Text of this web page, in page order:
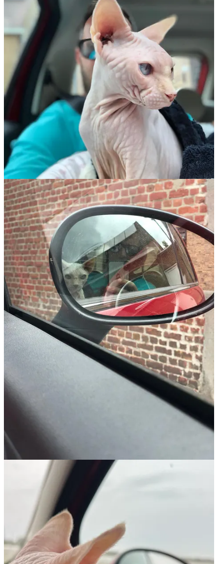
Kussen dat lieve koppie. Zeggen dat het goed is zo, meer voor
onszelf dan voor hem. Hij is op, het is zo snel gegaan. Af en toe is
hij benauwd. Hij redt het niet meer naar de wc. We huilen.
We noemden hem altijd het zorgenkindje, terwijl er nooit iets mis
was met hem. Tot hij afgelopen december een soort toeval had. Het
leek alsof hij verschrikkelijke pijnen had, slaakte een lage monotone
klaagzang uit. Hartverscheurend om te zien en te horen. Kon hij
maar zeggen wat hij voelde, wat er mis was.
De drie maanden die volgden leek het beter te gaan. Nog twee keer
had hij zo’n aanval, maar het leek steeds langer weg te blijven. De
dierenarts kon niets vinden. Ik ben eind januari naar Mallnitz
gegaan, met lood in de schoenen. Maar het ging goed, dus het kon.
Het zijn twee weken die ik nooit meer terug krijg. Twee weken
waarin ik nog van hem had kunnen genieten. Ik ben eerder
teruggekomen, want het voelde niet goed. Goddank ben ik eerder
teruggekomen.
Brammie is heel rustig. Zit naast zijn grote broer. Snuffelt wat aan
hem. Is anders altijd enorm druk en speels en voert het hoogste
woord. Hij is stil nu.
Op een zeker moment rijdt het busje van de dierenarts voorbij. Dat
was het dan. Abel ligt op mijn borst, daar lag hij altijd het liefst. Hij
kijkt me aan. Ik hou mezelf maar voor dat hij tot het laatste moment
niet wist wat er ging gebeuren.
Over het algemeen vind ik mensen de meest vervelende diersoort.
Mijn dierenvrienden geven me meer voldoening en
ongecompliceerde liefde. Ze geven me blind vertrouwen. Het zijn
vriendschappen die dieper gaan dan sommige vriendschappen met
mensen.
Zo heb ik met Brammie hele conversaties. Alsof je een Chinees en
een Nederlander tegen elkaar hoort praten. Qua taal is het totaal
verschillend, maar de communicatie is universeel. We begrijpen
elkaar, ondanks dat we elkaars woorden niet verstaan.
Er wordt aangebeld, de mooie rooie gaat open doen. Mijn laatste
seconden alleen met mijn lieve, oude man. Ik kan me niet herinneren
wat ik hem nog heb gezegd. Of ik überhaupt nog iets heb gezegd.
Misschien waren de laatste seconden samen er een paar van stilte.
Van berustende genegenheid. Een onuitgesproken afscheid.
De dierenarts komt binnen. Groet me. Stelt wat vragen en
onderzoekt Abel nog voor een laatste keer. Maar het vonnis is
definitief. Terwijl zij zich gereedmaakt, probeer ik niet hysterisch te
gaan huilen. Dat hysterische heb ik twee keer eerder gehad bij
mensen van wie ik heel veel hield stierven. Een oerverdriet, het
komt van ver, van diep, het is lelijk en het is bijna niet te houden.
Met een prik in de buik zou het gedaan moeten zijn. De mooie rooie
gaat achter me zitten, zodat ze zo dicht mogelijk bij Abeltje is. De
dierenarts voelt aan zijn buikje en zet de prik. Hij geeft geen kik,
kijkt alleen even op, kijkt een keer naar links, dan naar rechts en
gaat dan weer liggen.
Ik blijf hem aaien over zijn ruggetje, trek het dekentje nog wat
hoger. Ik wil niet dat hij het nog koud krijgt. Langzaam zijgt zijn
koppie op mijn borst. Zijn ademhaling gaat steeds langzamer, zijn
ogen sluiten zich. De dierenarts voelt of zijn hart nog klopt. Af en
toe heeft hij nog een soort stuiptrekking, maar het gaat eigenlijk heel
gemoedelijk. Het zal niet langer dan vijf minuten geduurd hebben.
En dan spreekt ze de woorden uit die je niet wil horen.